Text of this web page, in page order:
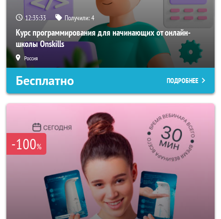
12:35:31 Получили:4
Курс программирования для начинающих от онлайн-
школы Onskills
Россия
Бесплатно ПОДРОБНЕЕ
-100%